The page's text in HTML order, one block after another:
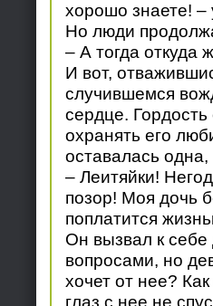
хорошо знаете!
Но люди
– А тогда откуда
И вот,
случившемся
сердце.
охранять его
оставалась
– Леитяйки!
позор! Моя дочь
поплатится
Он вызвал к себе
вопросами, но
хочет от нее?
глаз с нее не